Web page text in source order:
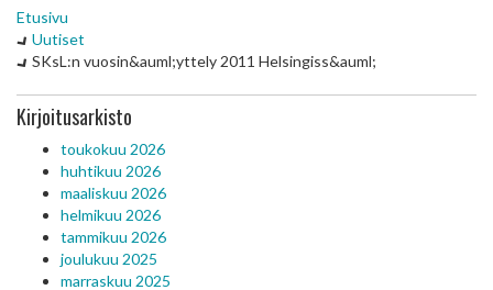
Etusivu
Uutiset
SKsL:n vuosin&auml;yttely 2011 Helsingiss&auml;
Kirjoitusarkisto
toukokuu 2026
huhtikuu 2026
maaliskuu 2026
helmikuu 2026
tammikuu 2026
joulukuu 2025
marraskuu 2025